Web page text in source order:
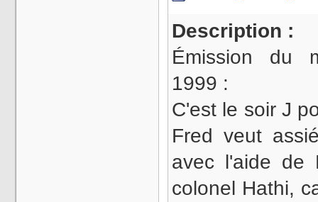
Description :
Émission du
1999 :
C'est le soir J
Fred veut
avec l'aide de
colonel Hathi,